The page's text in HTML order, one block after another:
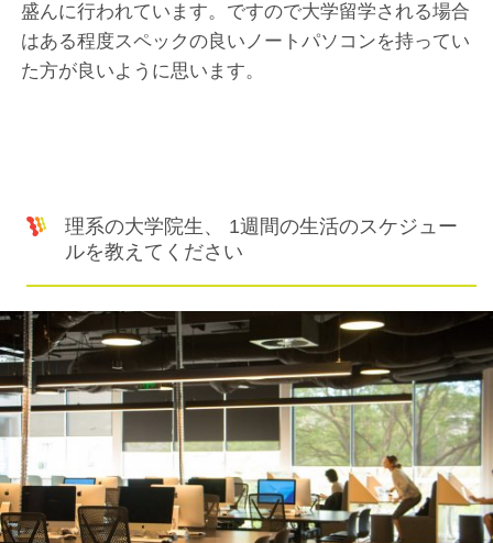
盛んに行われています。ですので大学留学される場合
はある程度スペックの良いノートパソコンを持ってい
た方が良いように思います。
理系の大学院生、 1週間の生活のスケジュー
ルを教えてください